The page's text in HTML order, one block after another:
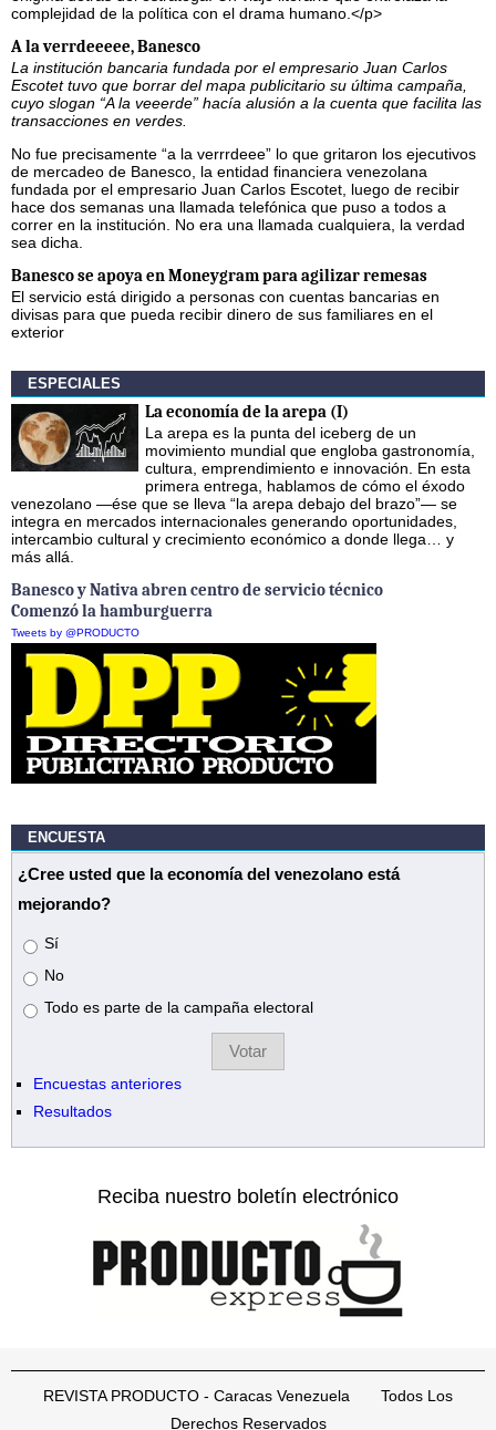
complejidad de la política con el drama humano.</p>
A la verrdeeeee, Banesco
La institución bancaria fundada por el empresario Juan Carlos
Escotet tuvo que borrar del mapa publicitario su última campaña,
cuyo slogan “A la veeerde” hacía alusión a la cuenta que facilita las
transacciones en verdes.
No fue precisamente “a la verrrdeee” lo que gritaron los ejecutivos
de mercadeo de Banesco, la entidad financiera venezolana
fundada por el empresario Juan Carlos Escotet, luego de recibir
hace dos semanas una llamada telefónica que puso a todos a
correr en la institución. No era una llamada cualquiera, la verdad
sea dicha.
Banesco se apoya en Moneygram para agilizar remesas
El servicio está dirigido a personas con cuentas bancarias en
divisas para que pueda recibir dinero de sus familiares en el
exterior
ESPECIALES
La economía de la arepa (I)
La arepa es la punta del iceberg de un
movimiento mundial que engloba gastronomía,
cultura, emprendimiento e innovación. En esta
primera entrega, hablamos de cómo el éxodo
venezolano —ése que se lleva “la arepa debajo del brazo”— se
integra en mercados internacionales generando oportunidades,
intercambio cultural y crecimiento económico a donde llega… y
más allá.
Banesco y Nativa abren centro de servicio técnico
Comenzó la hamburguerra
Tweets by @PRODUCTO
ENCUESTA
¿Cree usted que la economía del venezolano está
mejorando?
Opciones
Sí
No
Todo es parte de la campaña electoral
Encuestas anteriores
Resultados
Reciba nuestro boletín electrónico
REVISTA PRODUCTO - Caracas Venezuela Todos Los
Derechos Reservados